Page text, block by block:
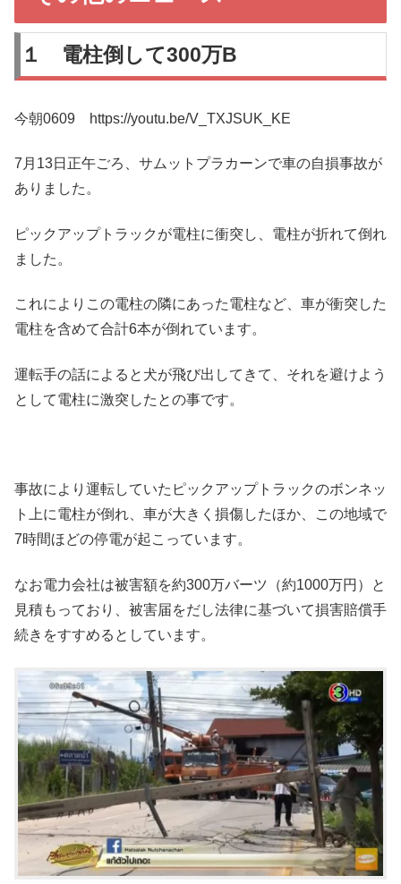
１ 電柱倒して300万B
今朝0609 https://youtu.be/V_TXJSUK_KE
7月13日正午ごろ、サムットプラカーンで車の自損事故が
ありました。
ピックアップトラックが電柱に衝突し、電柱が折れて倒れ
ました。
これによりこの電柱の隣にあった電柱など、車が衝突した
電柱を含めて合計6本が倒れています。
運転手の話によると犬が飛び出してきて、それを避けよう
として電柱に激突したとの事です。
事故により運転していたピックアップトラックのボンネッ
ト上に電柱が倒れ、車が大きく損傷したほか、この地域で
7時間ほどの停電が起こっています。
なお電力会社は被害額を約300万バーツ（約1000万円）と
見積もっており、被害届をだし法律に基づいて損害賠償手
続きをすすめるとしています。